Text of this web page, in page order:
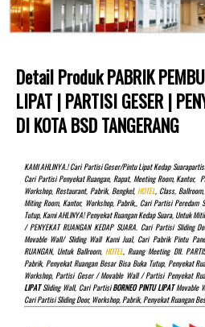
Detail Produk PABRIK
LIPAT | PARTISI GESER |
DI KOTA BSD TANGERANG
KAMI AHLINYA.! Cari Partisi Geser/pintu Lipat Kedap
Cari Partisi Penyekat Ruangan, Rapat, Meeting Room, Kantor,
Workshop, Restaurant, Pabrik, Bengkel, HOTEL, Class,
Miting Room, Kantor, Workshop, Pabrik,, Cari Partisi Peredam
Tutup, Kami AHLINYA! Penyekat Ruangan Kedap Suara, Untuk
/ PENYEKAT RUANGAN KEDAP SUARA. Cari Partisi Sliding
Movable Wall/ Sliding Wall Kami Jual, Cari Pabrik Pintu
RUANGAN, Untuk Ballroom,HOTEL, Ruang Meeting Dll.
Pabrik, Penyekat Ruangan Besar Bisa Buka Tutup, Penyekat
Workshop, Partisi Geser / Movable Wall / Partisi Penyekat
LIPATSliding Wall, Cari PartisiBORNEO PINTU LIPATMovable
Cari Partisi Sliding Door, Workshop, Pabrik, Penyekat Ruangan